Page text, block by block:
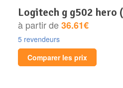
logitech g g502 hero
à partir de36.61€
5 revendeurs
Comparer les prix